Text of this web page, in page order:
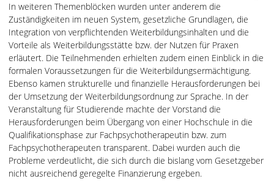
In weiteren Themenblöcken wurden unter anderem die
Zuständigkeiten im neuen System, gesetzliche Grundlagen, die
Integration von verpflichtenden Weiterbildungsinhalten und die
Vorteile als Weiterbildungsstätte bzw. der Nutzen für Praxen
erläutert. Die Teilnehmenden erhielten zudem einen Einblick in die
formalen Voraussetzungen für die Weiterbildungsermächtigung.
Ebenso kamen strukturelle und finanzielle Herausforderungen bei
der Umsetzung der Weiterbildungsordnung zur Sprache. In der
Veranstaltung für Studierende machte der Vorstand die
Herausforderungen beim Übergang von einer Hochschule in die
Qualifikationsphase zur Fachpsychotherapeutin bzw. zum
Fachpsychotherapeuten transparent. Dabei wurden auch die
Probleme verdeutlicht, die sich durch die bislang vom Gesetzgeber
nicht ausreichend geregelte Finanzierung ergeben.